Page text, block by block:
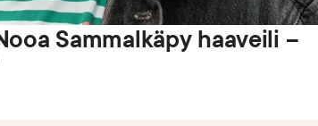
Sammalkäpy haaveili –